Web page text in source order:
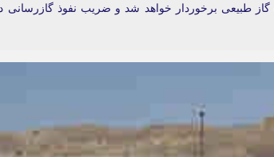
ارتباطات و
خانوار دیگر استان از نعمت گاز طبیعی برخوردار خواهد شد و ضریب نفوذ گازرسانی